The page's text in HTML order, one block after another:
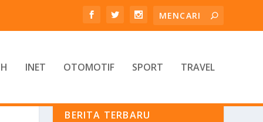
INET OTOMOTIF SPORT TRAVEL
BERITA TERBARU